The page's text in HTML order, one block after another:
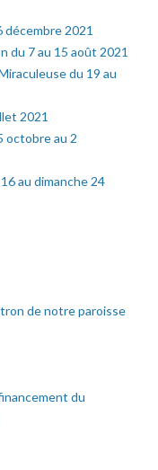
décembre 2021
du 7 au 15 août 2021
du 19 au
2021
octobre au 2
au dimanche 24
de notre paroisse
du